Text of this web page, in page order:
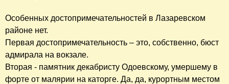
Особенных достопримечательностей в Лазаревском
районе нет.
Первая достопримечательность – это, собственно, бюст
адмирала на вокзале.
Вторая - памятник декабристу Одоевскому, умершему в
форте от малярии на каторге. Да, да, курортным местом